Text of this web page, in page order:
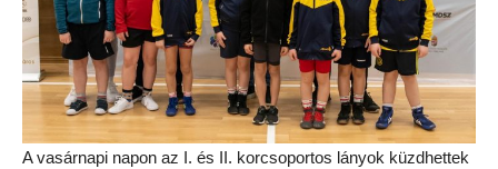
A vasárnapi napon az I. és II. korcsoportos lányok küzdhettek